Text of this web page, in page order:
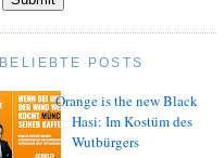
BELIEBTE POSTS
Orange is the new Black
Hasi: Im Kostüm des
Wutbürgers